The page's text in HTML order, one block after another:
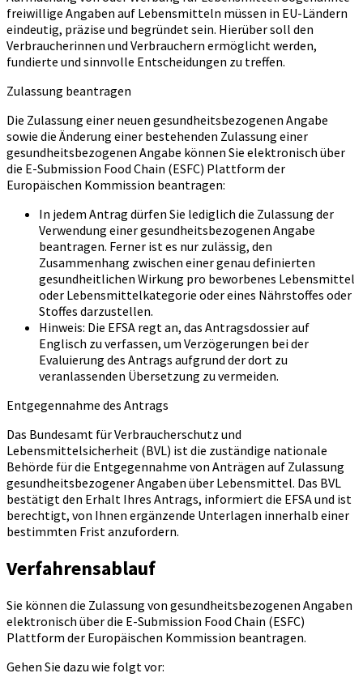
freiwillige Angaben auf Lebensmitteln müssen in EU-Ländern
eindeutig, präzise und begründet sein. Hierüber soll den
Verbraucherinnen und Verbrauchern ermöglicht werden,
fundierte und sinnvolle Entscheidungen zu treffen.
Zulassung beantragen
Die Zulassung einer neuen gesundheitsbezogenen Angabe
sowie die Änderung einer bestehenden Zulassung einer
gesundheitsbezogenen Angabe können Sie elektronisch über
die E-Submission Food Chain (ESFC) Plattform der
Europäischen Kommission beantragen:
In jedem Antrag dürfen Sie lediglich die Zulassung der
Verwendung einer gesundheitsbezogenen Angabe
beantragen. Ferner ist es nur zulässig, den
Zusammenhang zwischen einer genau definierten
gesundheitlichen Wirkung pro beworbenes Lebensmittel
oder Lebensmittelkategorie oder eines Nährstoffes oder
Stoffes darzustellen.
Hinweis: Die EFSA regt an, das Antragsdossier auf
Englisch zu verfassen, um Verzögerungen bei der
Evaluierung des Antrags aufgrund der dort zu
veranlassenden Übersetzung zu vermeiden.
Entgegennahme des Antrags
Das Bundesamt für Verbraucherschutz und
Lebensmittelsicherheit (BVL) ist die zuständige nationale
Behörde für die Entgegennahme von Anträgen auf Zulassung
gesundheitsbezogener Angaben über Lebensmittel. Das BVL
bestätigt den Erhalt Ihres Antrags, informiert die EFSA und ist
berechtigt, von Ihnen ergänzende Unterlagen innerhalb einer
bestimmten Frist anzufordern.
Verfahrensablauf
Sie können die Zulassung von gesundheitsbezogenen Angaben
elektronisch über die E-Submission Food Chain (ESFC)
Plattform der Europäischen Kommission beantragen.
Gehen Sie dazu wie folgt vor: